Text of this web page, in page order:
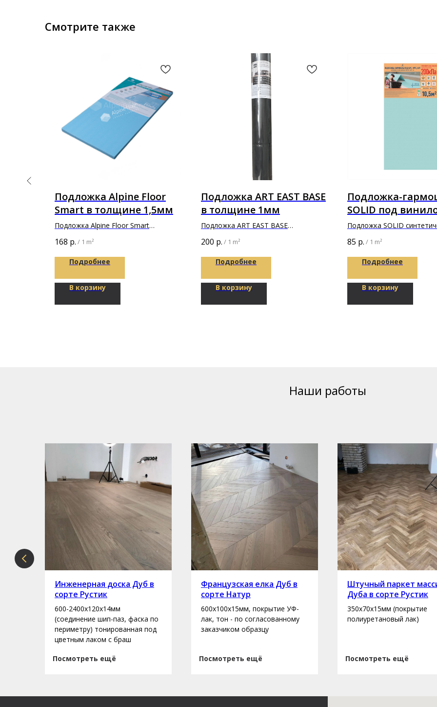
Смотрите также
Подложка Alpine Floor
Smart в толщине 1,5мм
Подложка Alpine Floor Smart
168 р. / 1 m²
Подробнее
В корзину
Подложка ART EAST BASE
в толщине 1мм
Подложка ART EAST BASE
200 р. / 1 m²
Подробнее
В корзину
Подложка-
SOLID под
замковой ламинат
WPC, LVT) в
1,5мм
Подложка SOLID
85 р. / 1 m²
Подробнее
В корзину
Наши работы
Инженерная доска Дуб в
сорте Рустик
600-2400х120х14мм
(соединение шип-паз, фаска по
периметру) тонированная под
цветным лаком с браш
Посмотреть ещё
Французская елка Дуб в
сорте Натур
600х100х15мм, покрытие УФ-
лак, тон - по согласованному
заказчиком образцу
Посмотреть ещё
Штучный паркет
Дуба в сорте Рустик
350х70х15мм (покрытие
полиуретановый лак)
Посмотреть ещё